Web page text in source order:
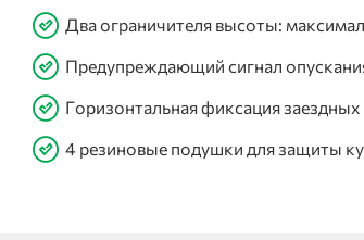
Два ограничителя высоты:
Предупреждающий сигнал
Горизонтальная фиксация заездных
4 резиновые подушки для защиты